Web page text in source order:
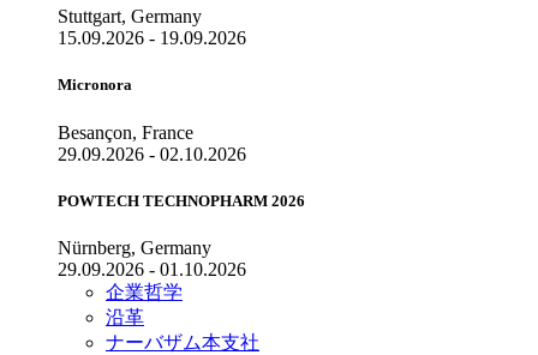
Stuttgart, Germany
15.09.2026 - 19.09.2026
Micronora
Besançon, France
29.09.2026 - 02.10.2026
POWTECH TECHNOPHARM 2026
Nürnberg, Germany
29.09.2026 - 01.10.2026
企業哲学
沿革
ナーバザム本支社